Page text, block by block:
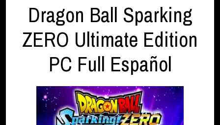
Dragon Ball Sparking
ZERO Ultimate Edition
PC Full Español